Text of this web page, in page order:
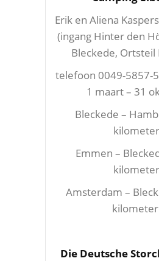
Erik en Aliena
(ingang Hinter den
Bleckede, Ortsteil
telefoon 0049-5857-
1 maart – 31
Bleckede –
kilometer
Emmen –
kilometer
Amsterdam –
Die Deutsche